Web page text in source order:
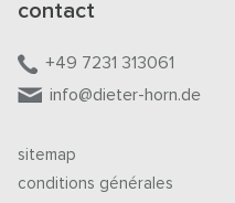
contact
+49 7231 313061
info@dieter-horn.de
sitemap
conditions générales